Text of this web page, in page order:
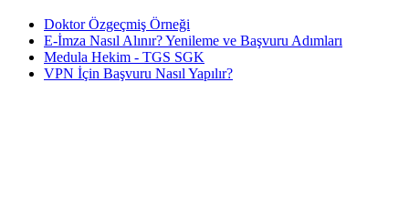
Doktor Özgeçmiş Örneği
E-İmza Nasıl Alınır? Yenileme ve Başvuru Adımları
Medula Hekim - TGS SGK
VPN İçin Başvuru Nasıl Yapılır?